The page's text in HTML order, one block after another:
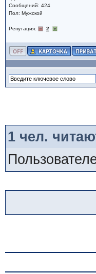
Сообщений: 424
Пол: Мужской
Репутация: 2
1чел.